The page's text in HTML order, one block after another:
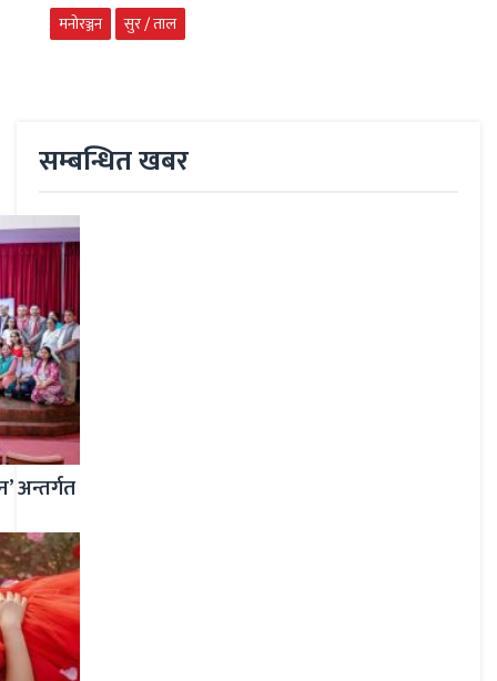
मनोरञ्जन सुर / ताल
सम्बन्धित खबर